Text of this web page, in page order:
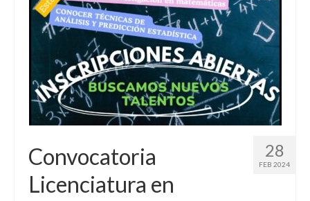
28
FEB 2024
Convocatoria
Licenciatura en